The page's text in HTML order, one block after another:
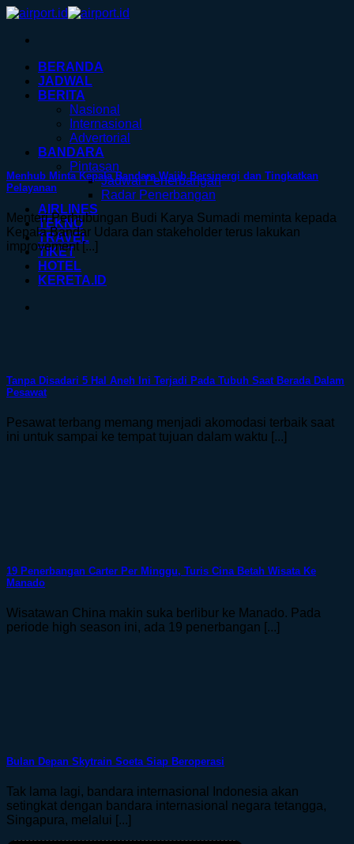
Skip
content
BERANDA
JADWAL
BERITA
Nasional
Internasional
Advertorial
BANDARA
Pintasan
Jadwal Penerbangan
Radar Penerbangan
AIRLINES
TEKNO
TRAVEL
TIKET
HOTEL
KERETA.ID
Menhub Minta Kepala Bandara Wajib Bersinergi dan Tingkatkan
Pelayanan
Menteri Perhubungan Budi Karya Sumadi meminta kepada
Kepala Bandar Udara dan stakeholder terus lakukan
improvement [...]
Tanpa Disadari 5 Hal Aneh Ini Terjadi Pada Tubuh Saat Berada Dalam
Pesawat
Pesawat terbang memang menjadi akomodasi terbaik saat
ini untuk sampai ke tempat tujuan dalam waktu [...]
19 Penerbangan Carter Per Minggu, Turis Cina Betah Wisata Ke
Manado
Wisatawan China makin suka berlibur ke Manado. Pada
periode high season ini, ada 19 penerbangan [...]
Bulan Depan Skytrain Soeta Siap Beroperasi
Tak lama lagi, bandara internasional Indonesia akan
setingkat dengan bandara internasional negara tetangga,
Singapura, melalui [...]